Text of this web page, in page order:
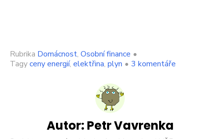
Rubrika Domácnost, Osobní finance •
Tagyceny energií, elektřina, plyn • 3 komentáře
Autor: Petr Vavrenka